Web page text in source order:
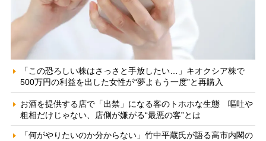
「この恐ろしい株はさっさと手放したい…」キオクシア株で
500万円の利益を出した女性が“夢よもう一度”と再購入
お酒を提供する店で「出禁」になる客のトホホな生態 嘔吐や
粗相だけじゃない、店側が嫌がる“最悪の客”とは
「何がやりたいのか分からない」竹中平蔵氏が語る高市内閣の